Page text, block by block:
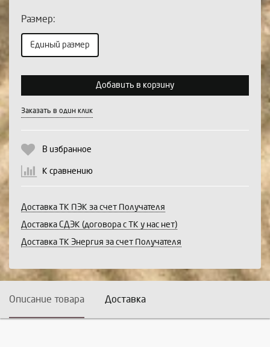
Размер:
Единый размер
Выберите количество:
Продолжить Отмена
Добавить в корзину
Заказать в один клик
В избранное
К сравнению
Доставка ТК ПЭК за счет Получателя
Доставка СДЭК (договора с ТК у нас нет)
Доставка ТК Энергия за счет Получателя
Описание товара Доставка